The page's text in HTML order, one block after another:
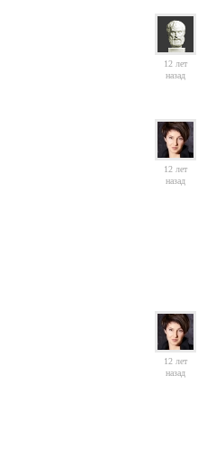
12 лет
назад
12 лет
назад
12 лет
назад